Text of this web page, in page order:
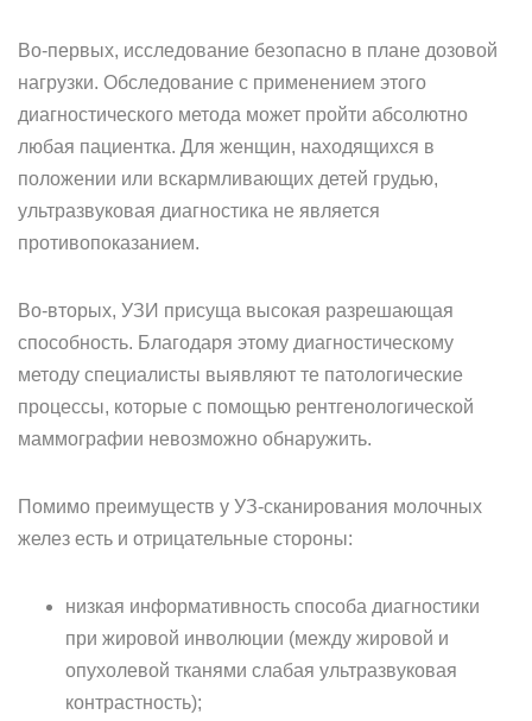
Во-первых, исследование безопасно в плане дозовой
нагрузки. Обследование с применением этого
диагностического метода может пройти абсолютно
любая пациентка. Для женщин, находящихся в
положении или вскармливающих детей грудью,
ультразвуковая диагностика не является
противопоказанием.
Во-вторых, УЗИ присуща высокая разрешающая
способность. Благодаря этому диагностическому
методу специалисты выявляют те патологические
процессы, которые с помощью рентгенологической
маммографии невозможно обнаружить.
Помимо преимуществ у УЗ-сканирования молочных
желез есть и отрицательные стороны:
низкая информативность способа диагностики
при жировой инволюции (между жировой и
опухолевой тканями слабая ультразвуковая
контрастность);